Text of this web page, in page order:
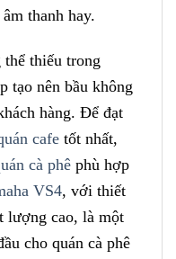
thanh hay.
thiếu trong
tạo nên bầu không
hàng. Để đạt
cafe tốt nhất,
cà phê phù hợp
VS4, với thiết
lượng cao, là một
cho quán cà phê